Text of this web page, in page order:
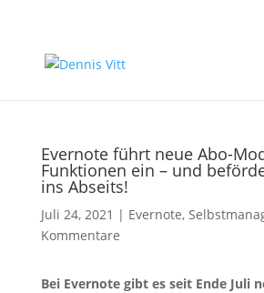
Evernote führt neue Abo-
Funktionen ein – und
ins Abseits!
Juli 24, 2021 | Evernote,
Kommentare
Bei Evernote gibt es seit Ende Juli